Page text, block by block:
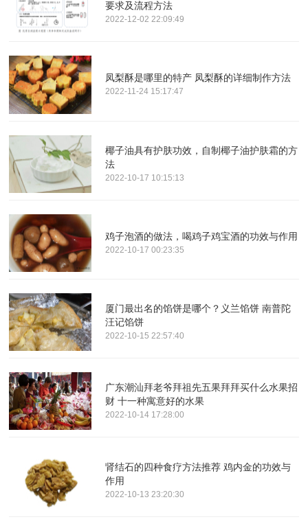
要求及流程方法
2022-12-02 22:09:49
凤梨酥是哪里的特产 凤梨酥的详细制作方法
2022-11-24 15:17:47
椰子油具有护肤功效，自制椰子油护肤霜的方
法
2022-10-17 10:15:13
鸡子泡酒的做法，喝鸡子鸡宝酒的功效与作用
2022-10-17 00:23:35
厦门最出名的馅饼是哪个？义兰馅饼 南普陀
汪记馅饼
2022-10-15 22:57:40
广东潮汕拜老爷拜祖先五果拜拜买什么水果招
财 十一种寓意好的水果
2022-10-14 17:28:00
肾结石的四种食疗方法推荐 鸡内金的功效与
作用
2022-10-13 23:20:30